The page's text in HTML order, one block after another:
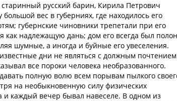
русский барин, Кирила Петрович
вес в губерниях, где находилось его
губернские чиновники трепетали при его
надлежащую дань; дом его всегда был полон
шумные, а иногда и буйные его увеселения.
дни не являться с должным
все пороки человека необразованного.
полную волю всем порывам пылкого
на необыкновенную силу физических
и каждый вечер бывал навеселе. В одном из